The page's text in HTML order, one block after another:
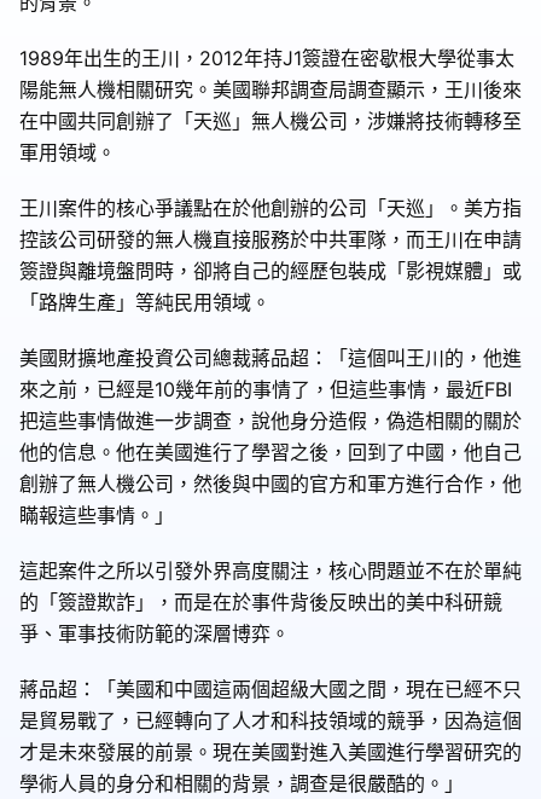
1989年出生的王川，2012年持J1簽證在密歇根大學從事太
陽能無人機相關研究。美國聯邦調查局調查顯示，王川後來
在中國共同創辦了「天巡」無人機公司，涉嫌將技術轉移至
軍用領域。
王川案件的核心爭議點在於他創辦的公司「天巡」。美方指
控該公司研發的無人機直接服務於中共軍隊，而王川在申請
簽證與離境盤問時，卻將自己的經歷包裝成「影視媒體」或
「路牌生產」等純民用領域。
美國財擴地產投資公司總裁蔣品超：「這個叫王川的，他進
來之前，已經是10幾年前的事情了，但這些事情，最近FBI
把這些事情做進一步調查，說他身分造假，偽造相關的關於
他的信息。他在美國進行了學習之後，回到了中國，他自己
創辦了無人機公司，然後與中國的官方和軍方進行合作，他
瞞報這些事情。」
這起案件之所以引發外界高度關注，核心問題並不在於單純
的「簽證欺詐」，而是在於事件背後反映出的美中科研競
爭、軍事技術防範的深層博弈。
蔣品超：「美國和中國這兩個超級大國之間，現在已經不只
是貿易戰了，已經轉向了人才和科技領域的競爭，因為這個
才是未來發展的前景。現在美國對進入美國進行學習研究的
學術人員的身分和相關的背景，調查是很嚴酷的。」